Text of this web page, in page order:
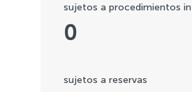
0
sujetos a procedimientos
sujetos a reservas